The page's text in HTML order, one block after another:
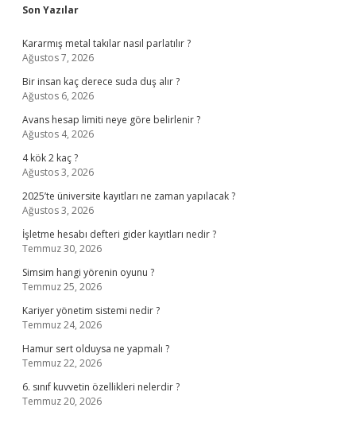
Sidebar
Son Yazılar
Kararmış metal takılar nasıl parlatılır ?
Ağustos 7, 2026
Bir insan kaç derece suda duş alır ?
Ağustos 6, 2026
Avans hesap limiti neye göre belirlenir ?
Ağustos 4, 2026
4 kök 2 kaç ?
Ağustos 3, 2026
2025’te üniversite kayıtları ne zaman yapılacak ?
Ağustos 3, 2026
İşletme hesabı defteri gider kayıtları nedir ?
Temmuz 30, 2026
Simsim hangi yörenin oyunu ?
Temmuz 25, 2026
Kariyer yönetim sistemi nedir ?
Temmuz 24, 2026
Hamur sert olduysa ne yapmalı ?
Temmuz 22, 2026
6. sınıf kuvvetin özellikleri nelerdir ?
Temmuz 20, 2026